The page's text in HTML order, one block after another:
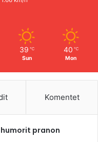
39 ℃
Sun
40 ℃
Mon
Komentet
pranon